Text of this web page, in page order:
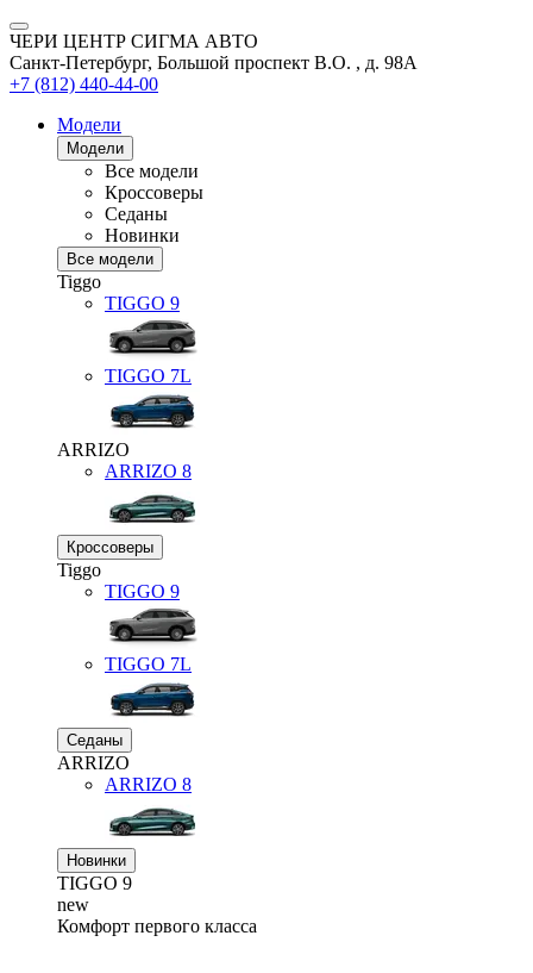
ЧЕРИ ЦЕНТР СИГМА АВТО
Санкт-Петербург, Большой проспект В.О. , д. 98А
+7 (812) 440-44-00
Модели
Модели
Все модели
Кроссоверы
Седаны
Новинки
Все модели
Tiggo
TIGGO 9
TIGGO 7L
ARRIZO
ARRIZO 8
Кроссоверы
Tiggo
TIGGO 9
TIGGO 7L
Седаны
ARRIZO
ARRIZO 8
Новинки
TIGGO 9
new
Комфорт первого класса